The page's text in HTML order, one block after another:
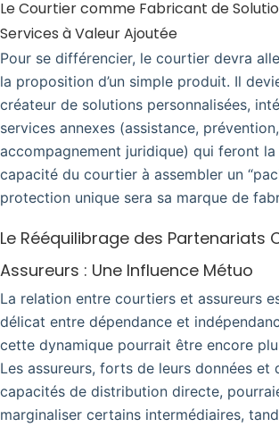
Le Courtier comme Fabricant de
Services à Valeur Ajoutée
Pour se différencier, le courtier devra
la proposition d’un simple produit. Il
créateur de solutions personnalisées,
services annexes (assistance, prévention,
accompagnement juridique) qui feront
capacité du courtier à assembler un
protection unique sera sa marque de
Le Rééquilibrage des Partenariats
Assureurs : Une Influence Métuo
La relation entre courtiers et assureurs
délicat entre dépendance et
cette dynamique pourrait être encore
Les assureurs, forts de leurs données et
capacités de distribution directe,
marginaliser certains intermédiaires,